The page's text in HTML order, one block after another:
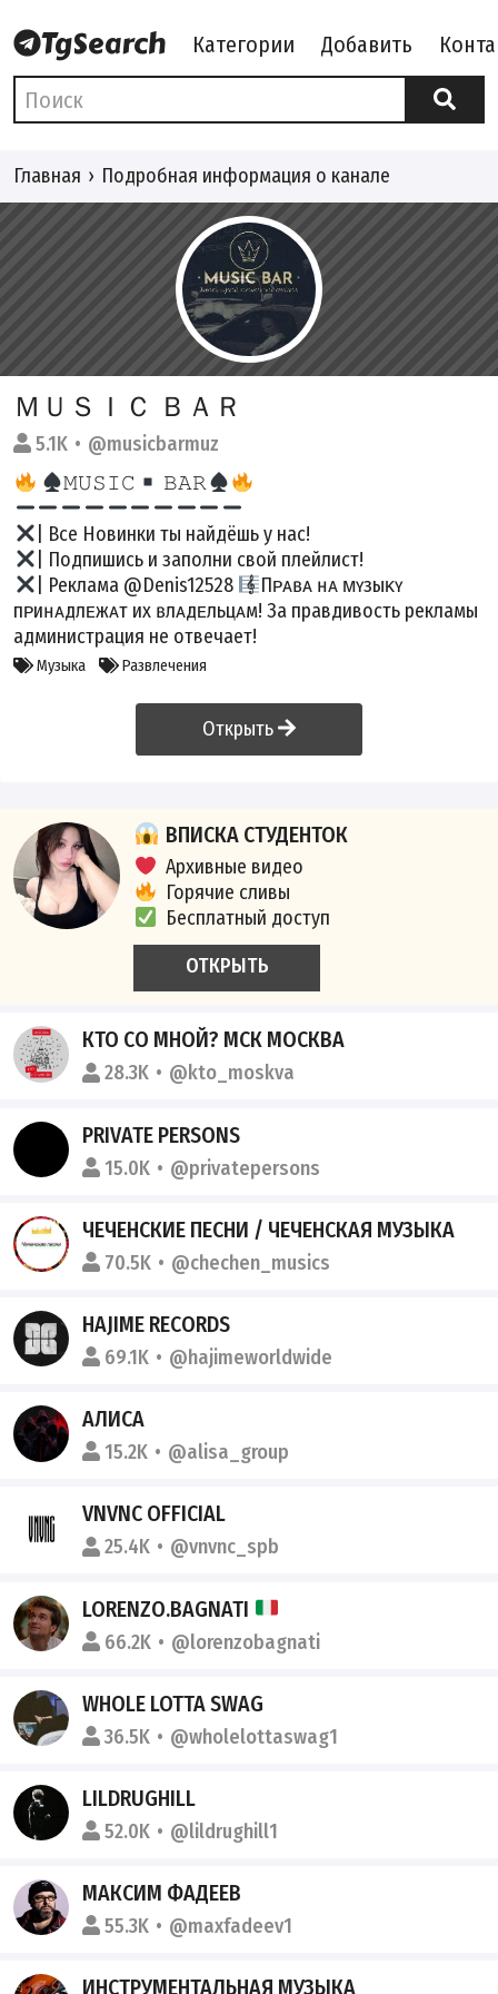
Категории Добавить
Главная Подробная информация о канале
ＭＵＳＩＣ ＢＡＲ
5.1K
@musicbarmuz
𝙼𝚄𝚂𝙸𝙲
𝙱𝙰𝚁
| Все Новинки ты найдёшь у нас!
| Подпишись и заполни свой плейлист!
| Реклама @Denis12528
Пᴘᴀʙᴀ ʜᴀ ᴍʏзыᴋʏ
пᴘиʜᴀдлᴇжᴀт иx ʙлᴀдᴇльцᴀм! За правдивость рекламы
администрация не отвечает!
Музыка Развлечения
Открыть
ВПИСКА СТУДЕНТОК
Архивные видео
Горячие сливы
Бесплатный доступ
ОТКРЫТЬ
КТО СО МНОЙ? МСК МОСКВА
28.3K @kto_moskva
PRIVATE PERSONS
15.0K @privatepersons
ЧЕЧЕНСКИЕ ПЕСНИ / ЧЕЧЕНСКАЯ МУЗЫКА
70.5K @chechen_musics
HAJIME RECORDS
69.1K @hajimeworldwide
АЛИСА
15.2K @alisa_group
VNVNC OFFICIAL
25.4K @vnvnc_spb
LORENZO.BAGNATI
66.2K @lorenzobagnati
WHOLE LOTTA SWAG
36.5K @wholelottaswag1
LILDRUGHILL
52.0K @lildrughill1
МАКСИМ ФАДЕЕВ
55.3K @maxfadeev1
ИНСТРУМЕНТАЛЬНАЯ МУЗЫКА